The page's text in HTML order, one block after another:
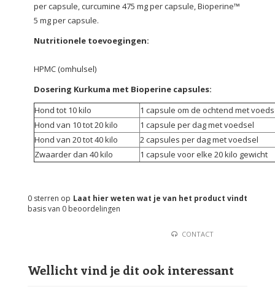
per capsule, curcumine 475 mg per capsule, Bioperine™
5 mg per capsule.
Nutritionele toevoegingen:
HPMC (omhulsel)
Dosering Kurkuma met Bioperine capsules:
Hond tot 10 kilo
1 capsule om de ochtend met
Hond van 10 tot 20 kilo
1 capsule per dag met voedsel
Hond van 20 tot 40 kilo
2 capsules per dag met voedsel
Zwaarder dan 40 kilo
1 capsule voor elke 20 kilo gewicht
Laat hier weten wat je van het product vindt
0 sterren op
basis van 0 beoordelingen
CONTACT
Wellicht vind je dit ook interessant